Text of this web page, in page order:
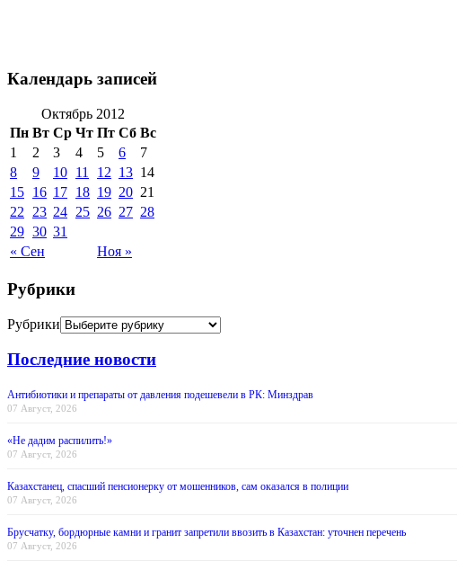
Календарь записей
Октябрь 2012
Пн Вт Ср Чт Пт Сб Вс
« Сен Ноя »
1 2 3 4 5 6
7
8
9 10 11 12 13 14
15 16 17 18 19 20 21
22
23 24 25 26 27 28
29 30 31
Рубрики
Рубрики
Последние новости
Антибиотики и препараты от давления подешевели в РК: Минздрав
07 Август, 2026
«Не дадим распилить!»
07 Август, 2026
Казахстанец, спасший пенсионерку от мошенников, сам оказался в полиции
07 Август, 2026
Брусчатку, бордюрные камни и гранит запретили ввозить в Казахстан: уточнен перечень
07 Август, 2026